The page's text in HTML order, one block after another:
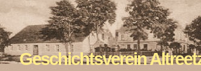
Geschichtsverein